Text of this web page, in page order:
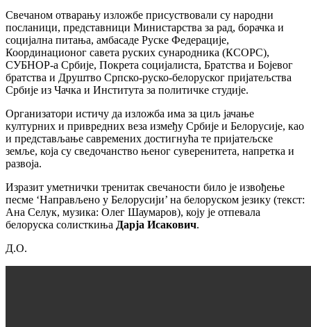
Свечаном отварању изложбе присуствовали су народни
посланици, представници Министарства за рад, борачка и
социјална питања, амбасаде Руске Федерације,
Координационог савета руских сународника (КСОРС),
СУБНОР-а Србије, Покрета социјалиста, Братства и Бојевог
братства и Друштво Српско-руско-белоруског пријатељства
Србије из Чачка и Института за политичке студије.
Организатори истичу да изложба има за циљ јачање
културних и привредних веза између Србије и Белорусије, као
и представљање савремених достигнућа те пријатељске
земље, која су сведочанство њеног суверенитета, напретка и
развоја.
Изразит уметнички тренитак свечаности било је извођење
песме ‘Направљено у Белорусији’ на белоруском језику (текст:
Ана Селук, музика: Олег Шаумаров), коју је отпевала
белоруска солисткиња Дарја Исакович.
Д.О.